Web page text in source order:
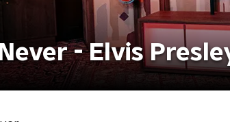
- Elvis